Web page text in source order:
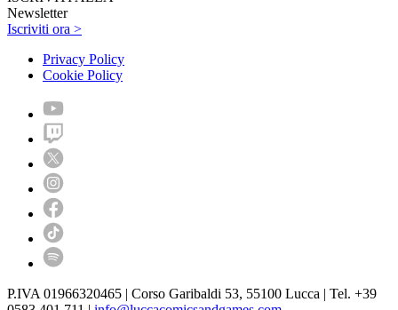
Newsletter
Iscriviti ora >
Privacy Policy
Cookie Policy
P.IVA 01966320465 | Corso Garibaldi 53, 55100 Lucca | Tel. +39